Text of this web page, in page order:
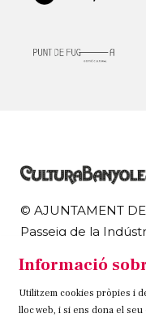
© AJUNTAMENT
Passeig de la
972 58 18 48 | 972
Sitemap Avís
Informació
Utilitzem cookies pròpies i
lloc web, i si ens dona el